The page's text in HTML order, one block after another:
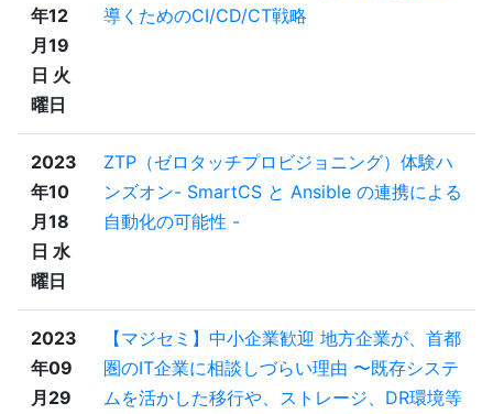
年12
月19
日 火
曜日
導くためのCI/CD/CT戦略
2023
年10
月18
日 水
曜日
ZTP（ゼロタッチプロビジョニング）体験ハ
ンズオン- SmartCS と Ansible の連携による
自動化の可能性 -
2023
年09
月29
【マジセミ】中小企業歓迎 地方企業が、首都
圏のIT企業に相談しづらい理由 〜既存システ
ムを活かした移行や、ストレージ、DR環境等